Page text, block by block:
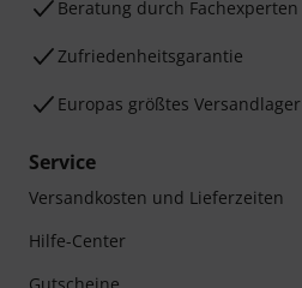
Beratung durch Fachexperten
Zufriedenheitsgarantie
Europas größtes Versandlager
Service
Versandkosten und Lieferzeiten
Hilfe-Center